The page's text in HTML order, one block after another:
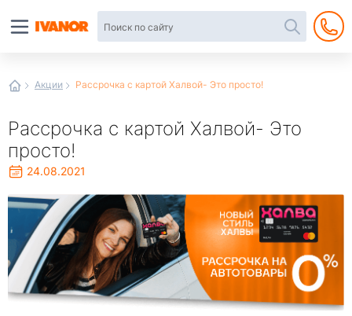
Акции Рассрочка с картой Халвой- Это просто!
Рассрочка с картой Халвой- Это
просто!
24.08.2021
интернет-